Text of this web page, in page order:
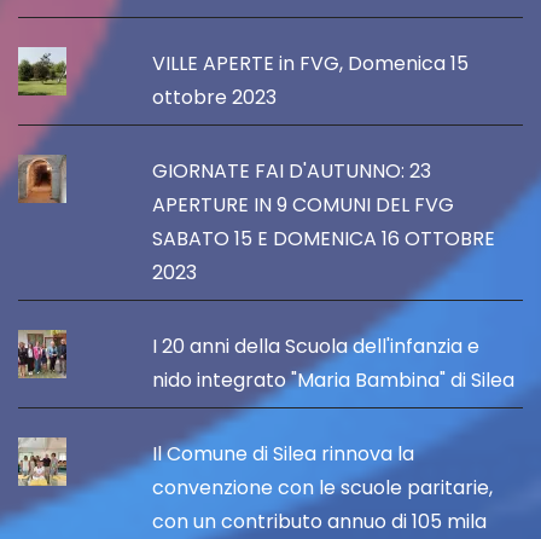
VILLE APERTE in FVG, Domenica 15
ottobre 2023
GIORNATE FAI D'AUTUNNO: 23
APERTURE IN 9 COMUNI DEL FVG
SABATO 15 E DOMENICA 16 OTTOBRE
2023
I 20 anni della Scuola dell'infanzia e
nido integrato "Maria Bambina" di Silea
Il Comune di Silea rinnova la
convenzione con le scuole paritarie,
con un contributo annuo di 105 mila